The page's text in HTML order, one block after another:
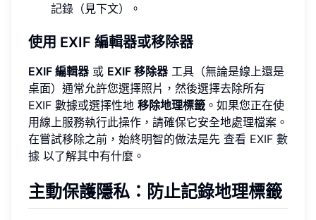
記錄（見下文）。
使用 EXIF 編輯器或移除器
EXIF 編輯器 或 EXIF 移除器 工具（無論是線上還是
桌面）通常允許您選擇照片，然後選擇去除所有
EXIF 數據或選擇性地 移除地理標籤 。如果您正在使
用線上服務執行此操作，請確保它安全地處理檔案。
在嘗試移除之前，始終明智的做法是先 查看 EXIF 數
據 以了解其中有什麼。
主動保護隱私：防止記錄地理標籤